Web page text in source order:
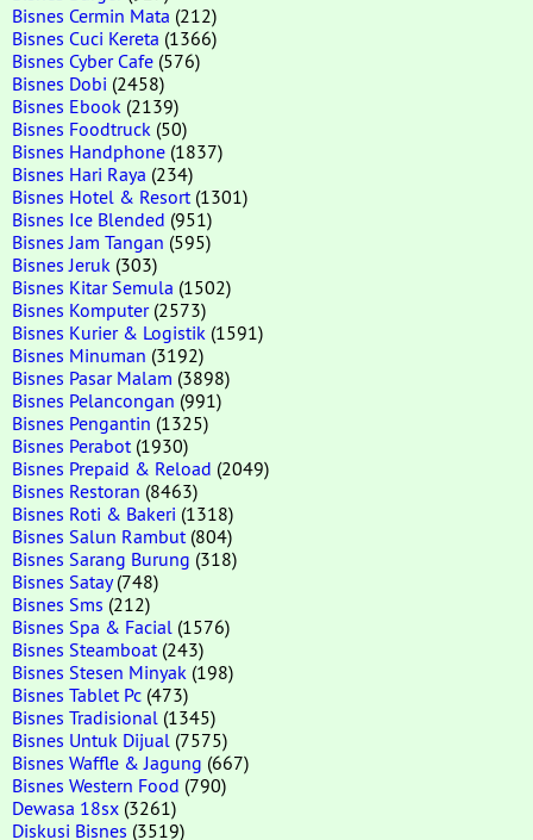
Bisnes Cermin Mata (212)
Bisnes Cuci Kereta (1366)
Bisnes Cyber Cafe (576)
Bisnes Dobi (2458)
Bisnes Ebook (2139)
Bisnes Foodtruck (50)
Bisnes Handphone (1837)
Bisnes Hari Raya (234)
Bisnes Hotel & Resort (1301)
Bisnes Ice Blended (951)
Bisnes Jam Tangan (595)
Bisnes Jeruk (303)
Bisnes Kitar Semula (1502)
Bisnes Komputer(2573)
Bisnes Kurier & Logistik (1591)
Bisnes Minuman (3192)
Bisnes Pasar Malam (3898)
Bisnes Pelancongan (991)
Bisnes Pengantin (1325)
Bisnes Perabot (1930)
Bisnes Prepaid & Reload (2049)
Bisnes Restoran (8463)
Bisnes Roti & Bakeri (1318)
Bisnes Salun Rambut (804)
Bisnes Sarang Burung (318)
Bisnes Satay(748)
Bisnes Sms (212)
Bisnes Spa & Facial (1576)
Bisnes Steamboat (243)
Bisnes Stesen Minyak (198)
Bisnes Tablet Pc (473)
Bisnes Tradisional (1345)
Bisnes Untuk Dijual (7575)
Bisnes Waffle & Jagung (667)
Bisnes Western Food (790)
Dewasa 18sx (3261)
Diskusi Bisnes (3519)